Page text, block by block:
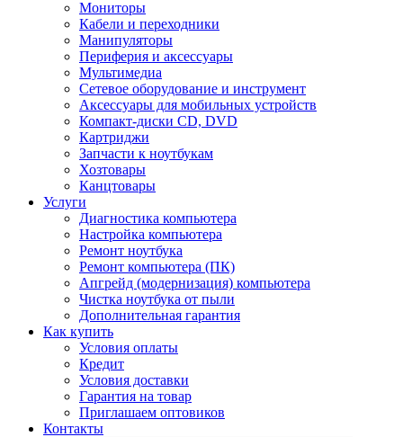
Мониторы
Кабели и переходники
Манипуляторы
Периферия и аксессуары
Мультимедиа
Сетевое оборудование и инструмент
Аксессуары для мобильных устройств
Компакт-диски CD, DVD
Картриджи
Запчасти к ноутбукам
Хозтовары
Канцтовары
Услуги
Диагностика компьютера
Настройка компьютера
Ремонт ноутбука
Ремонт компьютера (ПК)
Апгрейд (модернизация) компьютера
Чистка ноутбука от пыли
Дополнительная гарантия
Как купить
Условия оплаты
Кредит
Условия доставки
Гарантия на товар
Приглашаем оптовиков
Контакты